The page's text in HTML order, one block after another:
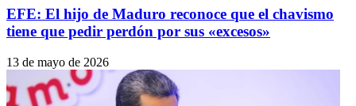
EFE: El hijo de Maduro reconoce que el chavismo
tiene que pedir perdón por sus «excesos»
13 de mayo de 2026